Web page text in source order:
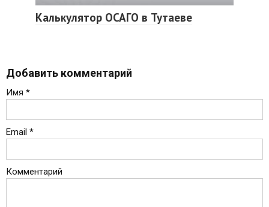
Калькулятор ОСАГО в Тутаеве
Добавить комментарий
Имя *
Email *
Комментарий